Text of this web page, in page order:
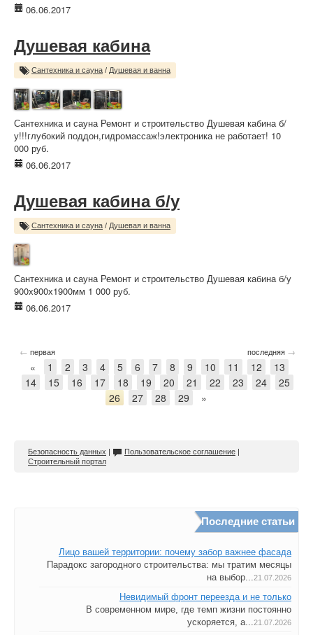
06.06.2017
Душевая кабина
Сантехника и сауна / Душевая и ванна
Сантехника и сауна Ремонт и строительство Душевая кабина б/
у!!!глубокий поддон,гидромассаж!электроника не работает! 10
000 руб.
06.06.2017
Душевая кабина б/у
Сантехника и сауна / Душевая и ванна
Сантехника и сауна Ремонт и строительство Душевая кабина б/у
900х900х1900мм 1 000 руб.
06.06.2017
← первая последняя →
« 1 2 3 4 5 6 7 8 9 10 11 12
13
14
15 16 17 18 19 20 21 22 23 24
25
26
27 28 29 »
Безопасность данных | Пользовательское соглашение |
Строительный портал
Последние статьи
Лицо вашей территории: почему забор важнее фасада
Парадокс загородного строительства: мы тратим месяцы
на выбор...21.07.2026
Невидимый фронт переезда и не только
В современном мире, где темп жизни постоянно
ускоряется, а...21.07.2026